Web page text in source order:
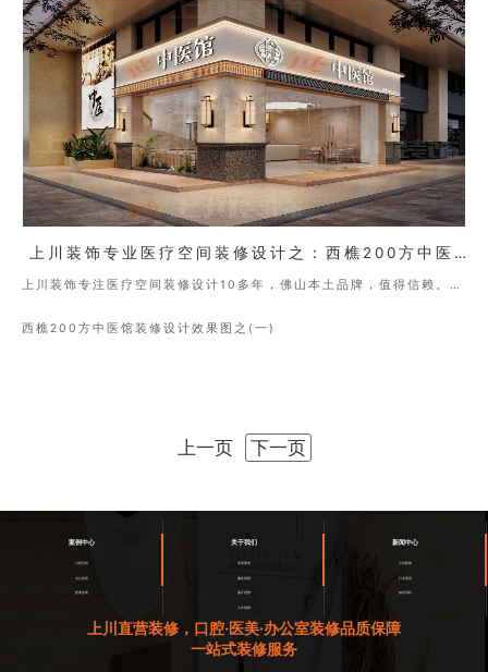
上川装饰专业医疗空间装修设计之：西樵200方中医馆装修设计效果图（一）
上川装饰专注医疗空间装修设计10多年，佛山本土品牌，值得信赖。地
西樵200方中医馆装修设计效果图之(一)
上一页 下一页
案例中心
口腔空间
办公空间
医美空间
关于我们
资质荣誉
服务优势
施工优势
人才招聘
新闻中心
公司新闻
行业资讯
知识百科
上川直营装修，口腔·医美·办公室装修品质保障
一站式装修服务